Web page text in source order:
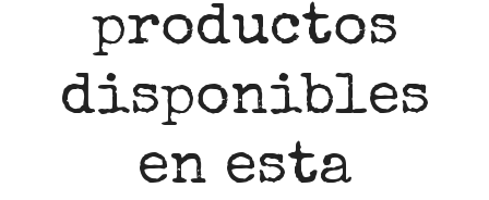
productos
disponibles
en esta